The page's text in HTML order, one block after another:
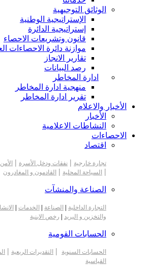
الوثائق التوجيهية
الإستراتيجية الوطنية
إستراتيجية الدائرة
قانون وتشريعات الاحصاء
موازنة دائرة الاحصاءات
تقارير الانجاز
رصد البيانات
ادارة المخاطر
منهجية ادارة المخاطر
تقرير ادارة المخاطر
الأخبار والاعلام
الأخبار
النشاطات الاعلامية
الاحصاءات
اقتصاد
تجارة خارجية | نفقات ودخل الأسرة |
| السياحة المحلية | القادمون و المغادرون
الصناعة والمنشآت
التجارة الداخلية الصناعة الخدمات
والتخزين و البريد
رخص الابنية
الحسابات القومية
الحسابات السنوية | التقديرات الربعية |
القياسية